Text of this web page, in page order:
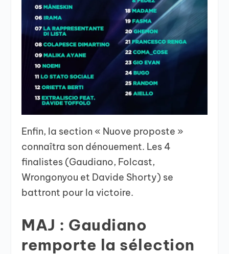
Enfin, la section « Nuove proposte »
connaîtra son dénouement. Les 4
finalistes (Gaudiano, Folcast,
Wrongonyou et Davide Shorty) se
battront pour la victoire.
MAJ : Gaudiano
remporte la sélection